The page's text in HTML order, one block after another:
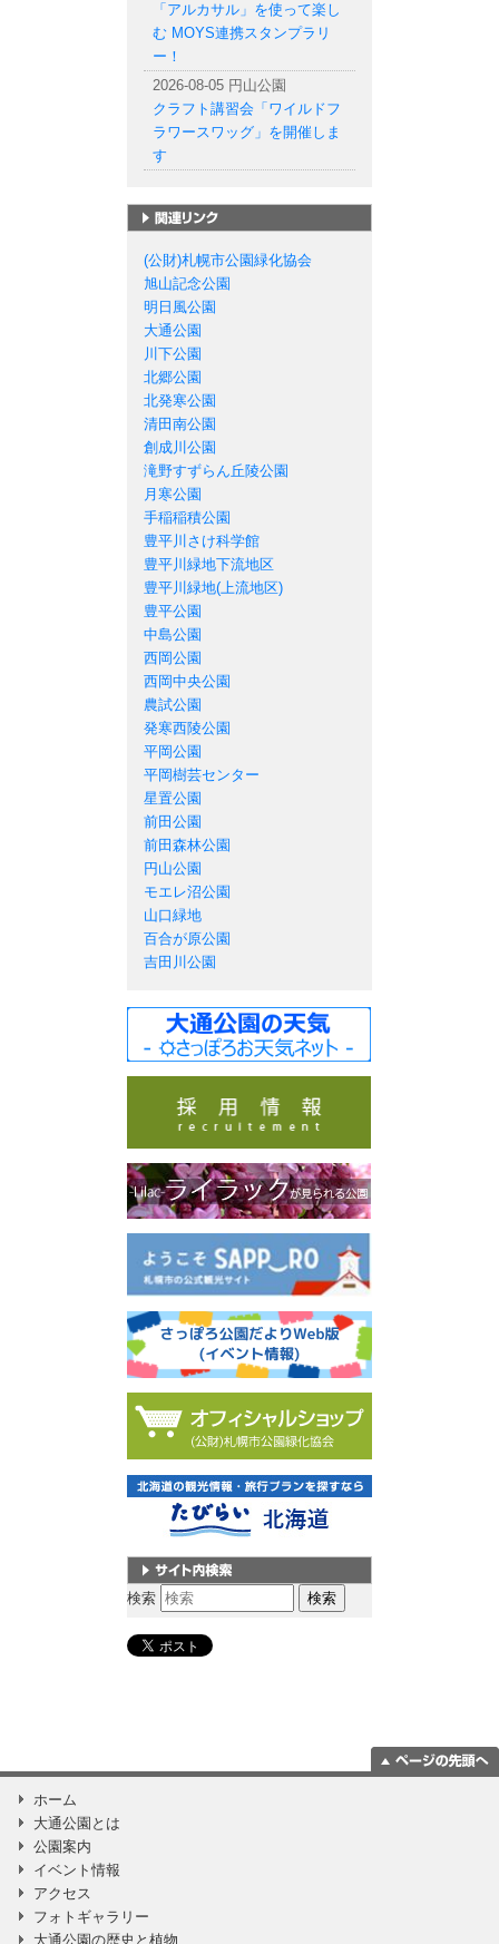
「アルカサル」を使って楽し
む MOYS連携スタンプラリ
ー！
2026-08-05 円山公園
クラフト講習会「ワイルドフ
ラワースワッグ」を開催しま
す
(公財)札幌市公園緑化協会
旭山記念公園
明日風公園
大通公園
川下公園
北郷公園
北発寒公園
清田南公園
創成川公園
滝野すずらん丘陵公園
月寒公園
手稲稲積公園
豊平川さけ科学館
豊平川緑地下流地区
豊平川緑地(上流地区)
豊平公園
中島公園
西岡公園
西岡中央公園
農試公園
発寒西陵公園
平岡公園
平岡樹芸センター
星置公園
前田公園
前田森林公園
円山公園
モエレ沼公園
山口緑地
百合が原公園
吉田川公園
サイト内検索
検索
ホーム
大通公園とは
公園案内
イベント情報
アクセス
フォトギャラリー
大通公園の歴史と植物